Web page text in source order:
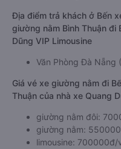
Địa điểm trả khách ở Bến
giường nằm Bình Thuận đi
Dũng VIP Limousine
Văn Phòng Đà Nẵng
Giá vé xe giường nằm đi
Thuận của nhà xe Quang
giường nằm đôi:
giường nằm:
limousine: 700000đ/